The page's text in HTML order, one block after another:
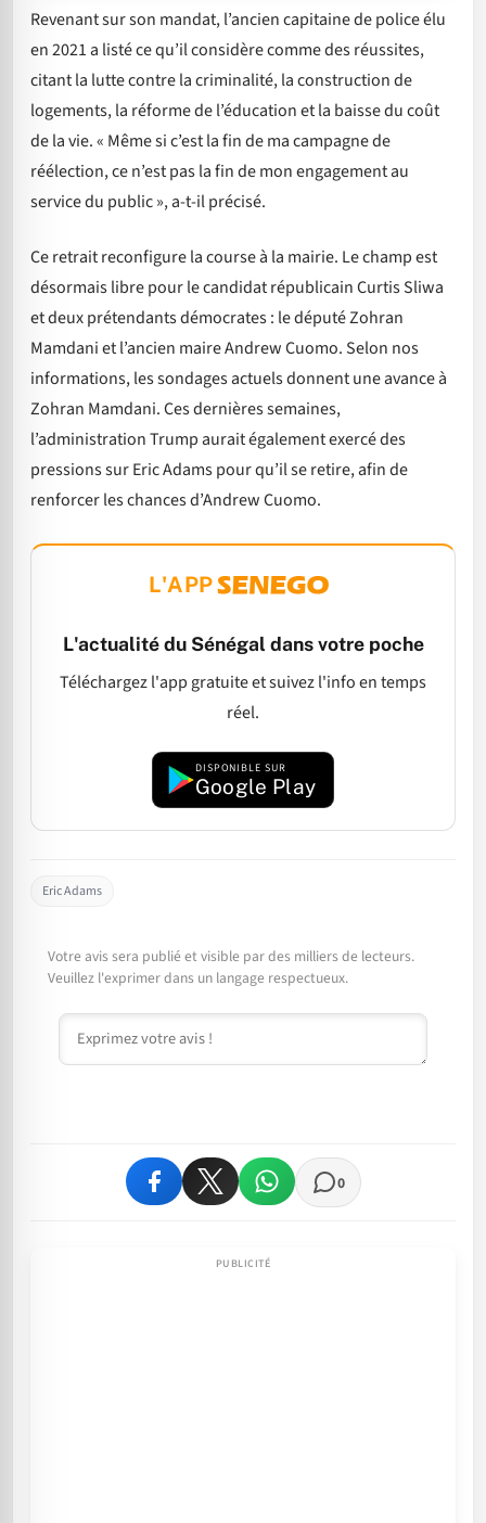
Revenant sur son mandat, l’ancien capitaine de police élu
en 2021 a listé ce qu’il considère comme des réussites,
citant la lutte contre la criminalité, la construction de
logements, la réforme de l’éducation et la baisse du coût
de la vie. « Même si c’est la fin de ma campagne de
réélection, ce n’est pas la fin de mon engagement au
service du public », a-t-il précisé.
Ce retrait reconfigure la course à la mairie. Le champ est
désormais libre pour le candidat républicain Curtis Sliwa
et deux prétendants démocrates : le député Zohran
Mamdani et l’ancien maire Andrew Cuomo. Selon nos
informations, les sondages actuels donnent une avance à
Zohran Mamdani. Ces dernières semaines,
l’administration Trump aurait également exercé des
pressions sur Eric Adams pour qu’il se retire, afin de
renforcer les chances d’Andrew Cuomo.
L'APP
L'actualité du Sénégal dans votre poche
Téléchargez l'app gratuite et suivez l'info en temps
réel.
DISPONIBLE SUR
Google Play
Eric Adams
Votre avis sera publié et visible par des milliers de lecteurs.
Veuillez l'exprimer dans un langage respectueux.
Commentaire
0